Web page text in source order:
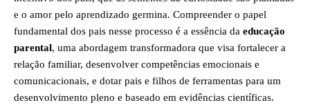
e o amor pelo aprendizado germina. Compreender o papel
fundamental dos pais nesse processo é a essência da educação
parental, uma abordagem transformadora que visa fortalecer a
relação familiar, desenvolver competências emocionais e
comunicacionais, e dotar pais e filhos de ferramentas para um
desenvolvimento pleno e baseado em evidências científicas.